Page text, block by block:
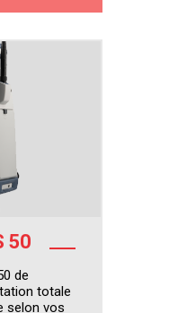
50
de
totale
selon vos